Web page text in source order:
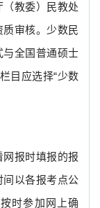
教委）民教处
质审核。少数民
全国普通硕士
目应选择“少数
报时填报的报
以各报考点公
时参加网上确